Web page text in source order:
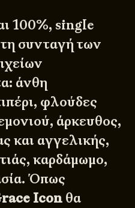
100%, single
συνταγή των
άνθη
φλούδες
άρκευθος,
και αγγελικής,
καρδάμωμο,
Όπως
Icon θα